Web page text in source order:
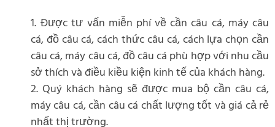
1. Được tư vấn miễn phí về cần câu cá, máy câu
cá, đồ câu cá, cách thức câu cá, cách lựa chọn cần
câu cá, máy câu cá, đồ câu cá phù hợp với nhu cầu
sở thích và điều kiều kiện kinh tế của khách hàng.
2. Quý khách hàng sẽ được mua bộ cần câu cá,
máy câu cá, cần câu cá chất lượng tốt và giá cả rẻ
nhất thị trường.